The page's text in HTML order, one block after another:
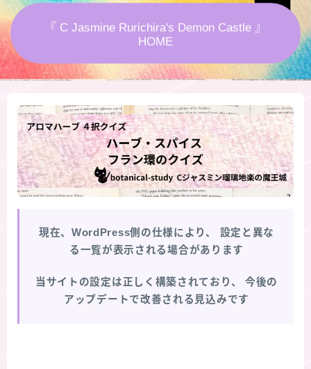
★アロマハーブ傾向チェック
秘密部屋
お知らせ
Cジャスミン瑠璃地楽の主な活動先リンク集
プロフィール
『 C Jasmine Rurichira's Demon Castle 』
HOME
現在、WordPress側の仕様により、
設定と異な
る一覧が表示される場合があります
当サイトの設定は正しく構築されており、
今後の
アップデートで改善される見込みです